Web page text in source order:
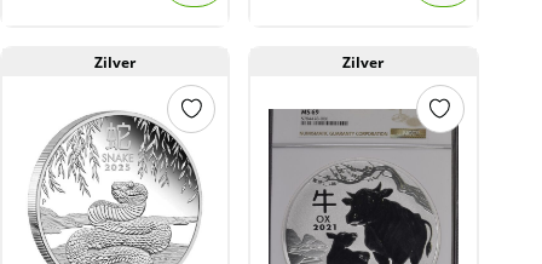
Zilver Zilver